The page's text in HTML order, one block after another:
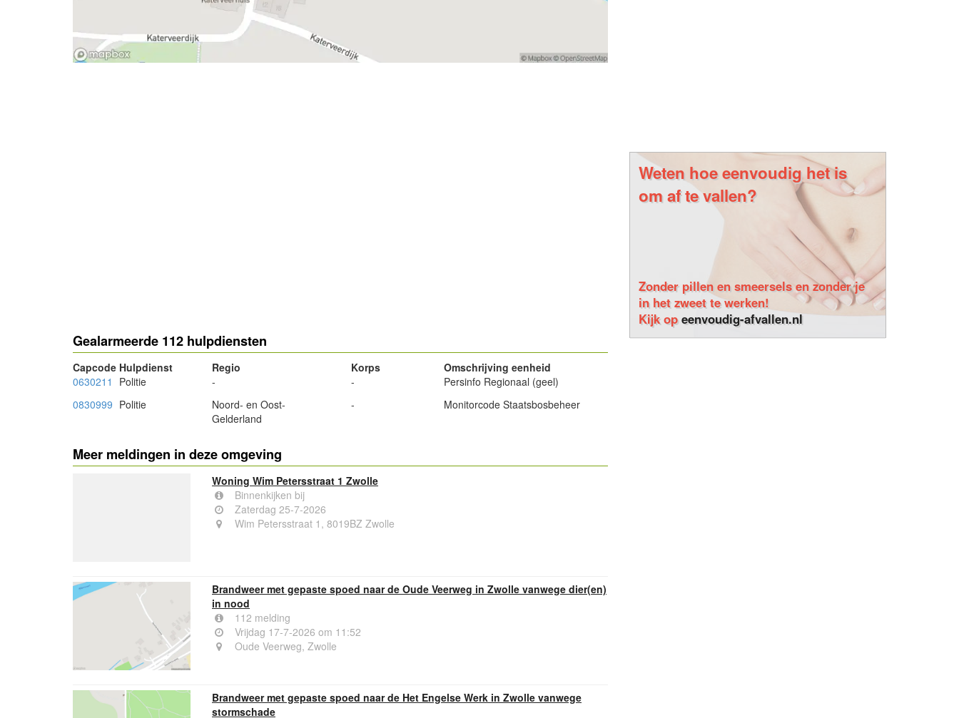
Gealarmeerde 112 hulpdiensten
Capcode Hulpdienst Regio Korps
Omschrijving eenheid
0630211
Politie - -
Persinfo Regionaal (geel)
0830999 Politie
Noord- en Oost-
Gelderland
- Monitorcode Staatsbosbeheer
Meer meldingen in deze omgeving
Woning Wim Petersstraat 1 Zwolle
Binnenkijken bij
Zaterdag 25-7-2026
Wim Petersstraat 1, 8019BZ Zwolle
Brandweer met gepaste spoed naar de Oude Veerweg in Zwolle vanwege dier(en)
in nood
112 melding
Vrijdag 17-7-2026 om 11:52
Oude Veerweg, Zwolle
Brandweer met gepaste spoed naar de Het Engelse Werk in Zwolle vanwege
stormschade
Weten hoe eenvoudig het is
om af te vallen?
Zonder pillen en smeersels en zonder je
in het zweet te werken!
Kijk opeenvoudig-afvallen.nl